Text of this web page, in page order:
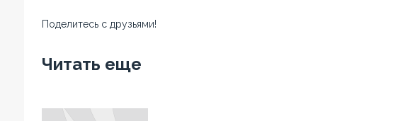
Поделитесь с друзьями!
Читать еще